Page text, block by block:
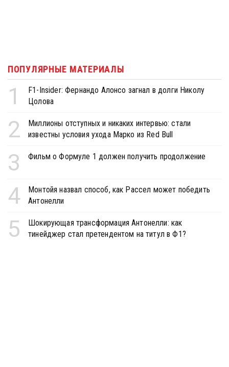
ПОПУЛЯРНЫЕ МАТЕРИАЛЫ
1
F1-Insider: Фернандо Алонсо загнал в долги Николу
Цолова
2
Миллионы отступных и никаких интервью: стали
известны условия ухода Марко из Red Bull
3 Фильм о Формуле 1 должен получить продолжение
4
Монтойя назвал способ, как Рассел может победить
Антонелли
5
Шокирующая трансформация Антонелли: как
тинейджер стал претендентом на титул в Ф1?